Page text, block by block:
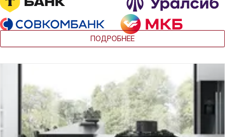
ПОДРОБНЕЕ